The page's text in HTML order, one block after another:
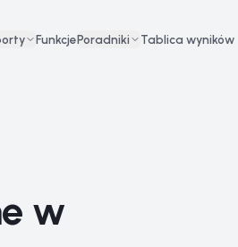
FunkcjePoradniki Tablica wyników
w